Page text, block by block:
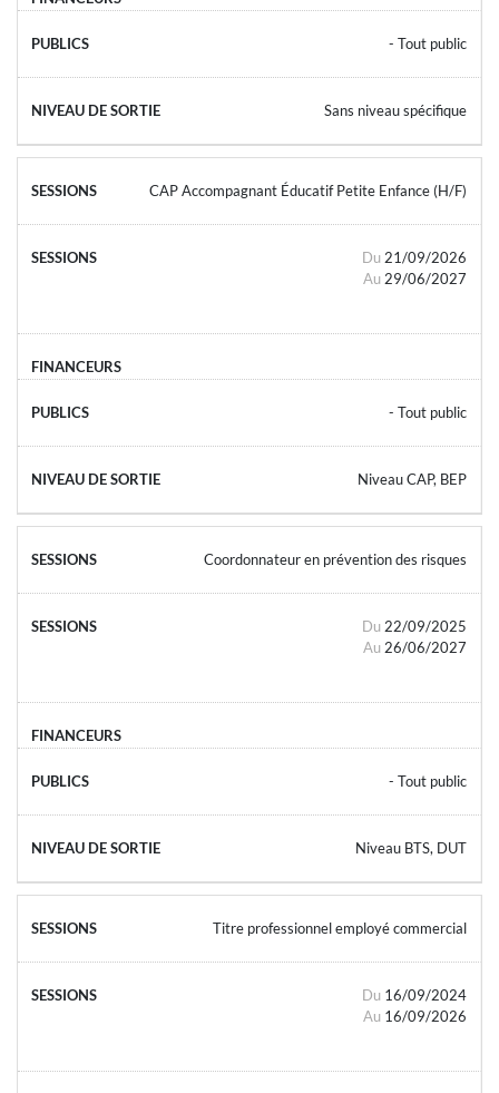
- Tout public
Sans niveau spécifique
CAP Accompagnant Éducatif Petite Enfance (H/F)
Du 21/09/2026
Au 29/06/2027
- Tout public
Niveau CAP, BEP
Coordonnateur en prévention des risques
Du 22/09/2025
Au 26/06/2027
- Tout public
Niveau BTS, DUT
Titre professionnel employé commercial
Du 16/09/2024
Au 16/09/2026